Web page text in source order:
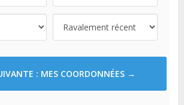
: MES COORDONNÉES →